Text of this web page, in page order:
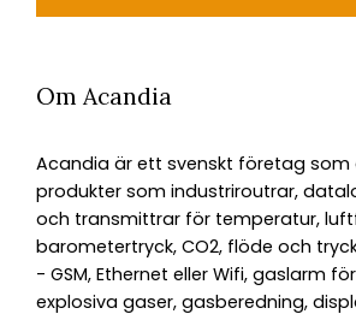
Om Acandia
Acandia är ett svenskt företag som
produkter som industriroutrar,
och transmittrar för temperatur,
barometertryck, CO2, flöde och
- GSM, Ethernet eller Wifi, gaslarm
explosiva gaser, gasberedning,